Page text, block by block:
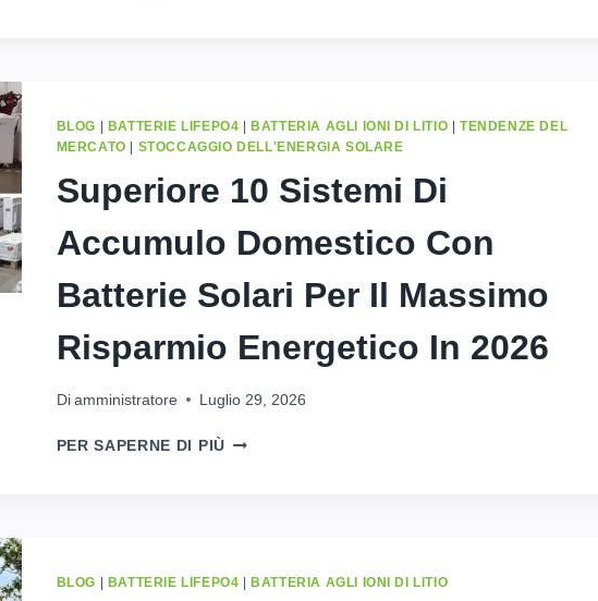
DOMESTICO:
2026
ALL'ACQUISTO
BLOG BATTERIE LIFEPO4 BATTERIA AGLI IONI DI LITIO |TENDENZE DEL
MERCATO
STOCCAGGIO DELL'ENERGIA SOLARE
Superiore 10 Sistemi Di
Accumulo Domestico Con
Batterie Solari Per Il Massimo
Risparmio Energetico In 2026
Di amministratore Luglio 29, 2026
PER SAPERNE DI PIÙSUPERIORE
CON
BLOG BATTERIE LIFEPO4 BATTERIA AGLI IONI DI LITIO